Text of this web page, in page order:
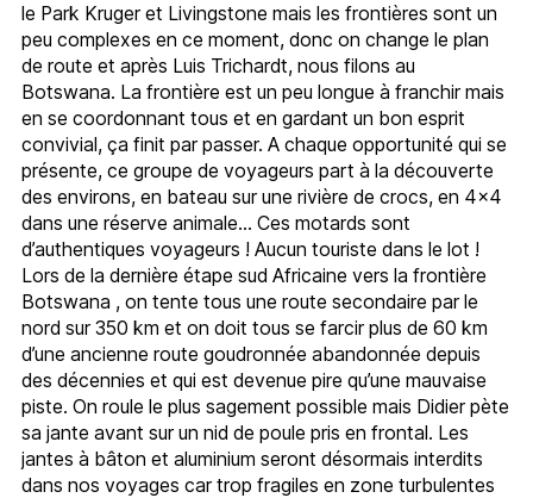
le Park Kruger et Livingstone mais les frontières sont un
peu complexes en ce moment, donc on change le plan
de route et après Luis Trichardt, nous filons au
Botswana. La frontière est un peu longue à franchir mais
en se coordonnant tous et en gardant un bon esprit
convivial, ça finit par passer. A chaque opportunité qui se
présente, ce groupe de voyageurs part à la découverte
des environs, en bateau sur une rivière de crocs, en 4×4
dans une réserve animale… Ces motards sont
d’authentiques voyageurs ! Aucun touriste dans le lot !
Lors de la dernière étape sud Africaine vers la frontière
Botswana , on tente tous une route secondaire par le
nord sur 350 km et on doit tous se farcir plus de 60 km
d’une ancienne route goudronnée abandonnée depuis
des décennies et qui est devenue pire qu’une mauvaise
piste. On roule le plus sagement possible mais Didier pète
sa jante avant sur un nid de poule pris en frontal. Les
jantes à bâton et aluminium seront désormais interdits
dans nos voyages car trop fragiles en zone turbulentes